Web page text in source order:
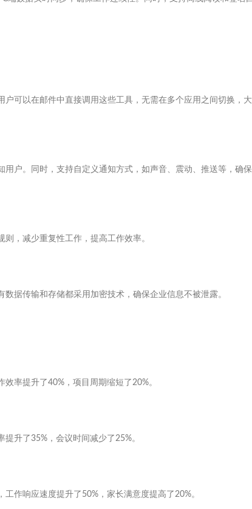
可以在邮件中直接调用这些工具，无需在多个应用之间切换，大
户。同时，支持自定义通知方式，如声音、震动、推送等，确保
，减少重复性工作，提高工作效率。
据传输和存储都采用加密技术，确保企业信息不被泄露。
率提升了40%，项目周期缩短了20%。
升了35%，会议时间减少了25%。
作响应速度提升了50%，家长满意度提高了20%。